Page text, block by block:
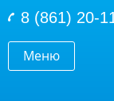
Меню
8 (861) 20-